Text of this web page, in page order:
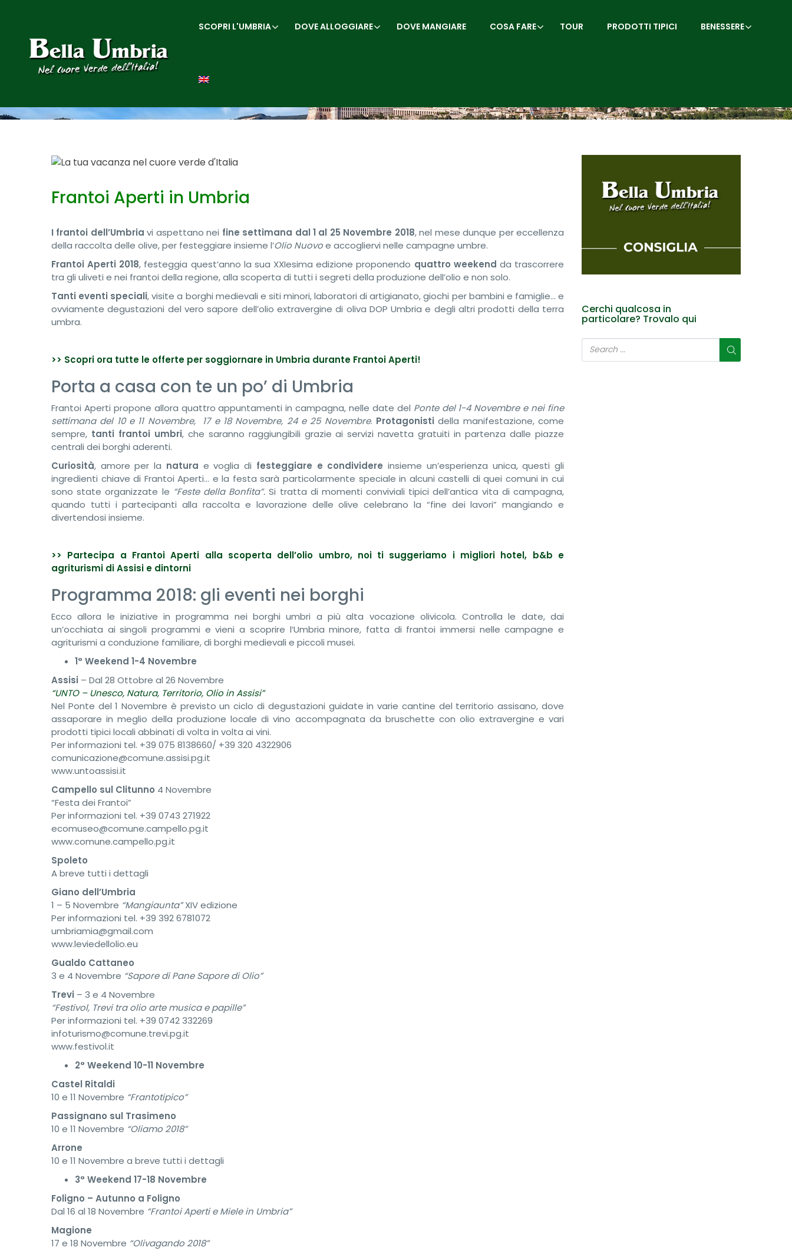
SCOPRI L'UMBRIA DOVE ALLOGGIARE DOVE MANGIARE COSA FARE TOUR PRODOTTI TIPICI BENESSERE
Frantoi Aperti in Umbria
I frantoi dell’Umbria vi aspettano nei fine settimana dal 1 al 25 Novembre 2018, nel mese dunque per eccellenza
della raccolta delle olive, per festeggiare insieme l’Olio Nuovoe accogliervi nelle campagne umbre.
Frantoi Aperti 2018, festeggia quest’anno la sua XXIesima edizione proponendo quattro weekend da trascorrere
tra gli uliveti e nei frantoi della regione, alla scoperta di tutti i segreti della produzione dell’olio e non solo.
Tanti eventi speciali, visite a borghi medievali e siti minori, laboratori di artigianato, giochi per bambini e famiglie… e
ovviamente degustazioni del vero sapore dell’olio extravergine di oliva DOP Umbria e degli altri prodotti della terra
umbra.
>> Scopri ora tutte le offerte per soggiornare in Umbria durante Frantoi Aperti!
Porta a casa con te un po’ di Umbria
Frantoi Aperti propone allora quattro appuntamenti in campagna, nelle date del Ponte del 1-4 Novembre e nei fine
settimana del 10 e 11 Novembre, 17 e 18 Novembre, 24 e 25 Novembre. Protagonisti della manifestazione, come
sempre, tanti frantoi umbri, che saranno raggiungibili grazie ai servizi navetta gratuiti in partenza dalle piazze
centrali dei borghi aderenti.
Curiosità, amore per la natura e voglia di festeggiare e condividere insieme un’esperienza unica, questi gli
ingredienti chiave di Frantoi Aperti… e la festa sarà particolarmente speciale in alcuni castelli di quei comuni in cui
sono state organizzate le “Feste della Bonfita”. Si tratta di momenti conviviali tipici dell’antica vita di campagna,
quando tutti i partecipanti alla raccolta e lavorazione delle olive celebrano la “fine dei lavori” mangiando e
divertendosi insieme.
>> Partecipa a Frantoi Aperti alla scoperta dell’olio umbro, noi ti suggeriamo i migliori hotel, b&b e
agriturismi di Assisi e dintorni
Programma 2018: gli eventi nei borghi
Ecco allora le iniziative in programma nei borghi umbri a più alta vocazione olivicola. Controlla le date, dai
un’occhiata ai singoli programmi e vieni a scoprire l’Umbria minore, fatta di frantoi immersi nelle campagne e
agriturismi a conduzione familiare, di borghi medievali e piccoli musei.
1° Weekend 1-4 Novembre
Assisi – Dal 28 Ottobre al 26 Novembre
“UNTO – Unesco, Natura, Territorio, Olio in Assisi”
Nel Ponte del 1 Novembre è previsto un ciclo di degustazioni guidate in varie cantine del territorio assisano, dove
assaporare in meglio della produzione locale di vino accompagnata da bruschette con olio extravergine e vari
prodotti tipici locali abbinati di volta in volta ai vini.
Per informazioni tel. +39 075 8138660/ +39 320 4322906
comunicazione@comune.assisi.pg.it
www.untoassisi.it
Campello sul Clitunno 4 Novembre
“Festa dei Frantoi”
Per informazioni tel. +39 0743 271922
ecomuseo@comune.campello.pg.it
www.comune.campello.pg.it
Spoleto
A breve tutti i dettagli
Giano dell’Umbria
1 – 5 Novembre “Mangiaunta”XIV edizione
Per informazioni tel. +39 392 6781072
umbriamia@gmail.com
www.leviedellolio.eu
Gualdo Cattaneo
3 e 4 Novembre “Sapore di Pane Sapore di Olio”
Trevi – 3 e 4 Novembre
“Festivol, Trevi tra olio arte musica e papille”
Per informazioni tel. +39 0742 332269
infoturismo@comune.trevi.pg.it
www.festivol.it
2° Weekend 10-11 Novembre
Castel Ritaldi
10 e 11 Novembre “Frantotipico”
Passignano sul Trasimeno
10 e 11 Novembre “Oliamo 2018”
Arrone
10 e 11 Novembre a breve tutti i dettagli
3° Weekend 17-18 Novembre
Foligno – Autunno a Foligno
Dal 16 al 18 Novembre “Frantoi Aperti e Miele in Umbria”
Magione
17 e 18 Novembre “Olivagando 2018”
Cerchi qualcosa in
particolare? Trovalo qui